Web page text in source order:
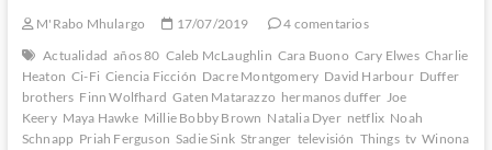
M'Rabo Mhulargo 17/07/2019
4 comentarios
Actualidad años 80 Caleb McLaughlin Cara Buono Cary Elwes Charlie
Heaton Ci-Fi Ciencia Ficción Dacre Montgomery David Harbour Duffer
brothers Finn Wolfhard Gaten Matarazzo hermanos duffer Joe
Keery Maya Hawke Millie Bobby Brown Natalia Dyer netflix Noah
Schnapp Priah Ferguson Sadie Sink Stranger televisión Things tv Winona